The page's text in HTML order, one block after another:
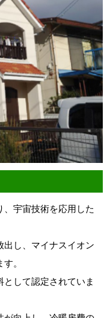
、宇宙技術を応用した
出し、マイナスイオン
。
して認定されていま